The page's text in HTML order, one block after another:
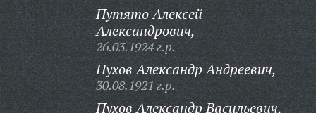
Путято Алексей
Александрович,
26.03.1924 г.р.
Пухов Александр Андреевич,
30.08.1921 г.р.
Пухов Александр Васильевич,